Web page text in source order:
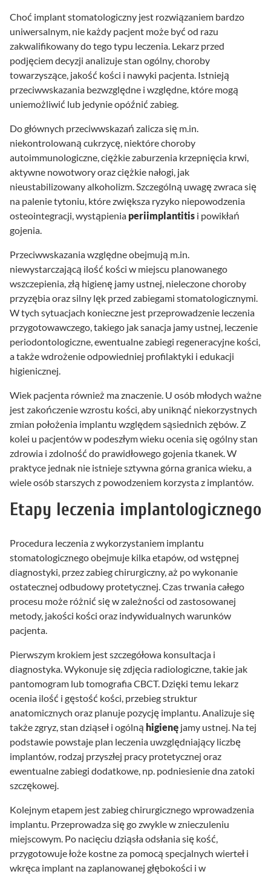
Choć implant stomatologiczny jest rozwiązaniem bardzo
uniwersalnym, nie każdy pacjent może być od razu
zakwalifikowany do tego typu leczenia. Lekarz przed
podjęciem decyzji analizuje stan ogólny, choroby
towarzyszące, jakość kości i nawyki pacjenta. Istnieją
przeciwwskazania bezwzględne i względne, które mogą
uniemożliwić lub jedynie opóźnić zabieg.
Do głównych przeciwwskazań zalicza się m.in.
niekontrolowaną cukrzycę, niektóre choroby
autoimmunologiczne, ciężkie zaburzenia krzepnięcia krwi,
aktywne nowotwory oraz ciężkie nałogi, jak
nieustabilizowany alkoholizm. Szczególną uwagę zwraca się
na palenie tytoniu, które zwiększa ryzyko niepowodzenia
osteointegracji, wystąpienia periimplantitis i powikłań
gojenia.
Przeciwwskazania względne obejmują m.in.
niewystarczającą ilość kości w miejscu planowanego
wszczepienia, złą higienę jamy ustnej, nieleczone choroby
przyzębia oraz silny lęk przed zabiegami stomatologicznymi.
W tych sytuacjach konieczne jest przeprowadzenie leczenia
przygotowawczego, takiego jak sanacja jamy ustnej, leczenie
periodontologiczne, ewentualne zabiegi regeneracyjne kości,
a także wdrożenie odpowiedniej profilaktyki i edukacji
higienicznej.
Wiek pacjenta również ma znaczenie. U osób młodych ważne
jest zakończenie wzrostu kości, aby uniknąć niekorzystnych
zmian położenia implantu względem sąsiednich zębów. Z
kolei u pacjentów w podeszłym wieku ocenia się ogólny stan
zdrowia i zdolność do prawidłowego gojenia tkanek. W
praktyce jednak nie istnieje sztywna górna granica wieku, a
wiele osób starszych z powodzeniem korzysta z implantów.
Etapy leczenia implantologicznego
Procedura leczenia z wykorzystaniem implantu
stomatologicznego obejmuje kilka etapów, od wstępnej
diagnostyki, przez zabieg chirurgiczny, aż po wykonanie
ostatecznej odbudowy protetycznej. Czas trwania całego
procesu może różnić się w zależności od zastosowanej
metody, jakości kości oraz indywidualnych warunków
pacjenta.
Pierwszym krokiem jest szczegółowa konsultacja i
diagnostyka. Wykonuje się zdjęcia radiologiczne, takie jak
pantomogram lub tomografia CBCT. Dzięki temu lekarz
ocenia ilość i gęstość kości, przebieg struktur
anatomicznych oraz planuje pozycję implantu. Analizuje się
także zgryz, stan dziąseł i ogólną higienę jamy ustnej. Na tej
podstawie powstaje plan leczenia uwzględniający liczbę
implantów, rodzaj przyszłej pracy protetycznej oraz
ewentualne zabiegi dodatkowe, np. podniesienie dna zatoki
szczękowej.
Kolejnym etapem jest zabieg chirurgicznego wprowadzenia
implantu. Przeprowadza się go zwykle w znieczuleniu
miejscowym. Po nacięciu dziąsła odsłania się kość,
przygotowuje łoże kostne za pomocą specjalnych wierteł i
wkręca implant na zaplanowanej głębokości i w